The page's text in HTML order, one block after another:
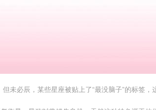
未必辰，某些星座被贴上了“最没脑子”的标签，